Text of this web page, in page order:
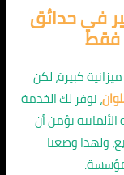
في حدائق
كبيرة، لكن
، نوفر لك الخدمة
نؤمن أن
ولهذا وضعنا
مؤسسة.